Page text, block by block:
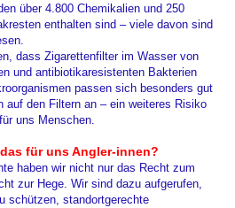
über 4.800 Chemikalien und 250
enthalten sind – viele davon sind
dass Zigarettenfilter im Wasser von
und antibiotikaresistenten Bakterien
passen sich besonders gut
auf den Filtern an – ein weiteres Risiko
uns Menschen.
für uns Angler-innen?
haben wir nicht nur das Recht zum
zur Hege. Wir sind dazu aufgerufen,
schützen, standortgerechte